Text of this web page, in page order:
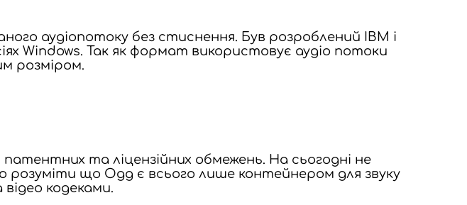
аудіопотоку без стиснення. Був розроблений IBM і
Windows. Так як формат використовує аудіо потоки
розміром.
та ліцензійних обмежень. На сьогодні не
розуміти що Ogg є всього лише контейнером для звуку
кодеками.